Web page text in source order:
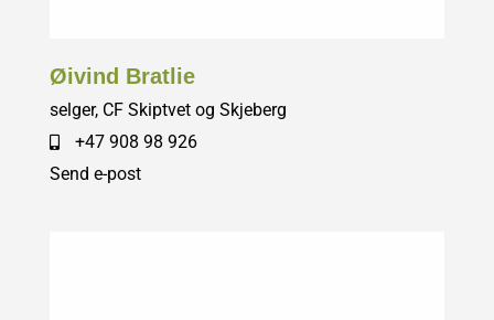
Øivind Bratlie
selger, CF Skiptvet og Skjeberg
+47 908 98 926
Send e-post